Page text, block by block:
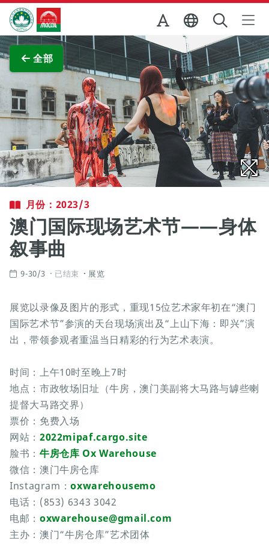
跳至主内容
澳门特别行政区政府旅游局
全部
查看原图
月份：2023/3
澳门国际现场艺术节——身体
叙事曲
9-30/3 已结束 展览
展览以录像及图片的形式，重现15位艺术家年初在“澳门
国际艺术节”参演的天台现场演出及“上山下海：即兴”演
出，带领参观者重温当日精彩的行为艺术表演。
时间：上午10时至晚上7时
地点：市政牧场旧址（牛房，澳门美副将大马路与罅些喇
提督大马路交界）
票价：免费入场
网站： 2022mipaf.cargo.site
脸书： 牛房仓库 Ox Warehouse
微信：澳门牛房仓库
Instagram：oxwarehousemo
电话：(853) 6343 3042
电邮： oxwarehouse@gmail.com
主办：澳门“牛房仓库”艺术团体